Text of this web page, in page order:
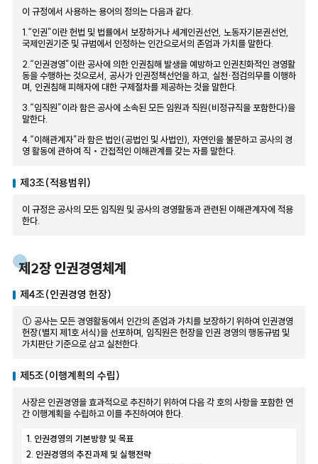
이 규정에서 사용하는 용어의 정의는 다음과 같다.
1.“인권”이란 헌법 및 법률에서 보장하거나 세계인권선언, 노동자기본권선언,
국제인권기준 및 규범에서 인정하는 인간으로서의 존엄과 가치를 말한다.
2.“인권경영”이란 공사에 의한 인권침해 발생을 예방하고 인권친화적인 경영활
동을 수행하는 것으로서, 공사가 인권정책선언을 하고, 실천·점검의무를 이행하
며, 인권침해 피해자에 대한 구제절차를 제공하는 것을 말한다.
3.“임직원”이라 함은 공사에 소속된 모든 임원과 직원(비정규직을 포함한다)을
말한다.
4.“이해관계자”라 함은 법인(공법인 및 사법인), 자연인을 불문하고 공사의 경
영 활동에 관하여 직‧간접적인 이해관계를 갖는 자를 말한다.
제3조(적용범위)
이 규정은 공사의 모든 임직원 및 공사의 경영활동과 관련된 이해관계자에 적용
한다.
제2장 인권경영체계
제4조(인권경영 헌장)
① 공사는 모든 경영활동에서 인간의 존엄과 가치를 보장하기 위하여 인권경영
헌장(별지 제1호 서식)을 선포하며, 임직원은 헌장을 인권 경영의 행동규범 및
가치판단 기준으로 삼고 실천한다.
제5조(이행계획의 수립)
사장은 인권경영을 효과적으로 추진하기 위하여 다음 각 호의 사항을 포함한 연
간 이행계획을 수립하고 이를 추진하여야 한다.
1. 인권경영의 기본방향 및 목표
2. 인권경영의 추진과제 및 실행전략